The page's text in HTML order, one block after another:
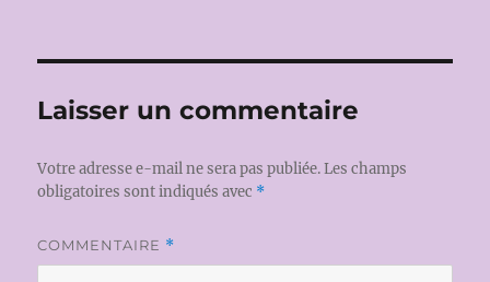
Laisser un commentaire
Votre adresse e-mail ne sera pas publiée. Les champs
obligatoires sont indiqués avec *
COMMENTAIRE *